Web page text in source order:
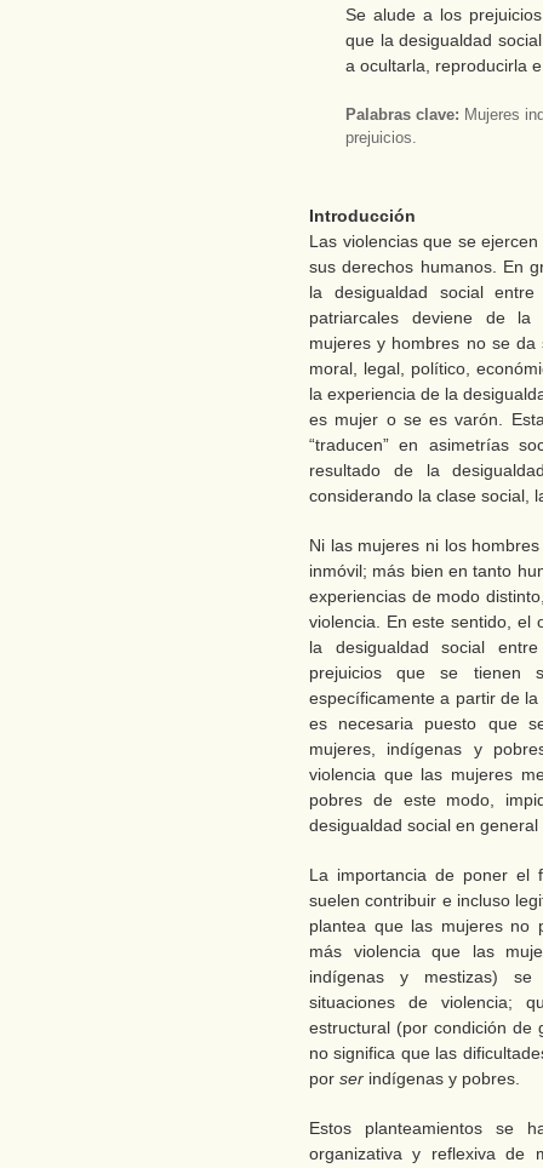
Se alude a los
que la desigualdad
a ocultarla, reproducirla
Palabras clave: Mujeres
prejuicios.
Introducción
Las violencias que se
sus derechos humanos. En
la desigualdad social
patriarcales deviene de la
mujeres y hombres no se
moral, legal, político,
la experiencia de la
es mujer o se es varón.
“traducen” en asimetrías
resultado de la
considerando la clase social,
Ni las mujeres ni los
inmóvil; más bien en tanto
experiencias de modo
violencia. En este sentido, el
la desigualdad social
prejuicios que se tienen
específicamente a partir de
es necesaria puesto que
mujeres, indígenas y
violencia que las mujeres
pobres de este modo,
desigualdad social en
La importancia de poner el
suelen contribuir e incluso
plantea que las mujeres no
más violencia que las
indígenas y mestizas) se
situaciones de violencia;
estructural (por condición de
no significa que las
por ser indígenas y pobres.
Estos planteamientos se
organizativa y reflexiva de